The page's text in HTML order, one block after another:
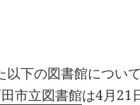
下の図書館につい
市立図書館は4月21